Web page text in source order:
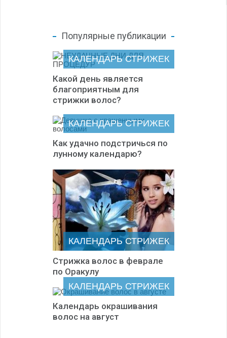
Популярные публикации
КАЛЕНДАРЬ СТРИЖЕК
Какой день является
благоприятным для
стрижки волос?
КАЛЕНДАРЬ СТРИЖЕК
Как удачно подстричься по
лунному календарю?
КАЛЕНДАРЬ СТРИЖЕК
Стрижка волос в феврале
по Оракулу
КАЛЕНДАРЬ СТРИЖЕК
Календарь окрашивания
волос на август